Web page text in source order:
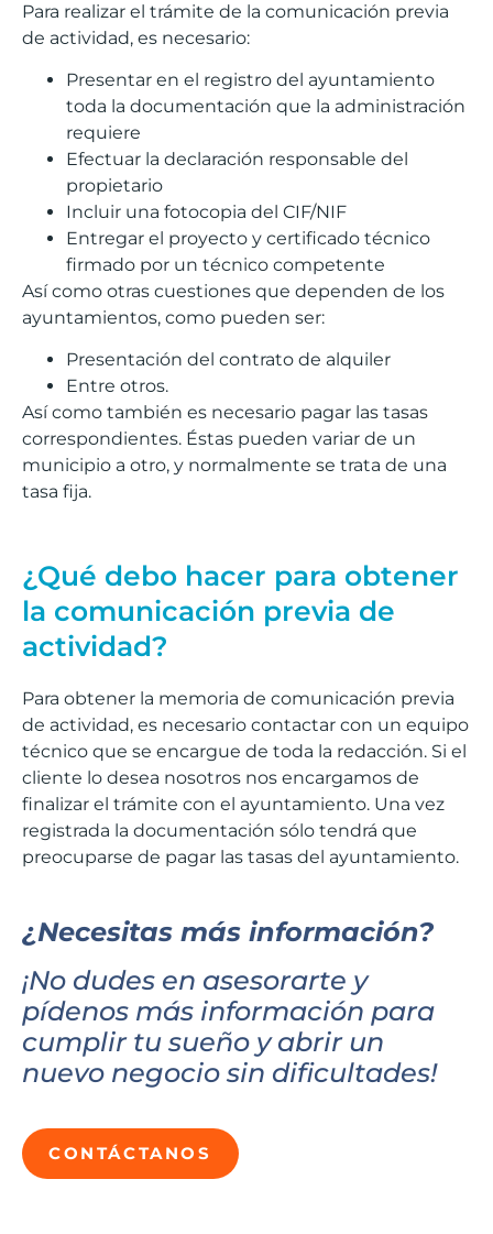
Para realizar el trámite de la comunicación previa
de actividad, es necesario:
Presentar en el registro del ayuntamiento
toda la documentación que la administración
requiere
Efectuar la declaración responsable del
propietario
Incluir una fotocopia del CIF/NIF
Entregar el proyecto y certificado técnico
firmado por un técnico competente
Así como otras cuestiones que dependen de los
ayuntamientos, como pueden ser:
Presentación del contrato de alquiler
Entre otros.
Así como también es necesario pagar las tasas
correspondientes. Éstas pueden variar de un
municipio a otro, y normalmente se trata de una
tasa fija.
¿Qué debo hacer para obtener
la comunicación previa de
actividad?
Para obtener la memoria de comunicación previa
de actividad, es necesario contactar con un equipo
técnico que se encargue de toda la redacción. Si el
cliente lo desea nosotros nos encargamos de
finalizar el trámite con el ayuntamiento. Una vez
registrada la documentación sólo tendrá que
preocuparse de pagar las tasas del ayuntamiento.
¿Necesitas más información?
¡No dudes en asesorarte y
pídenos más información para
cumplir tu sueño y abrir un
nuevo negocio sin dificultades!
CONTÁCTANOS